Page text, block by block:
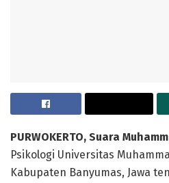
PURWOKERTO, Suara
Psikologi Universitas
Kabupaten Banyumas, Jawa